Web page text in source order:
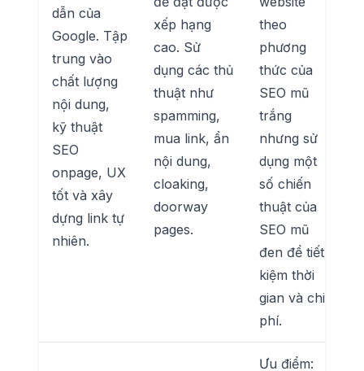
dẫn của
Google. Tập
trung vào
chất lượng
nội dung,
kỹ thuật
SEO
onpage, UX
tốt và xây
dựng link tự
nhiên.
xếp hạng
cao. Sử
dụng các thủ
thuật như
spamming,
mua link, ẩn
nội dung,
cloaking,
doorway
pages.
theo
phương
thức của
SEO mũ
trắng
nhưng sử
dụng một
số chiến
thuật của
SEO mũ
đen để tiết
kiệm thời
gian và chi
phí.
Ưu điểm: